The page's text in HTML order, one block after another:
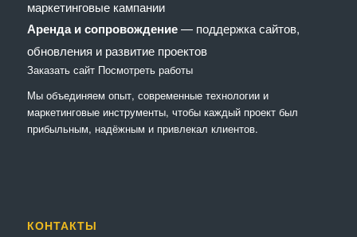
маркетинговые кампании
Аренда и сопровождение— поддержка сайтов,
обновления и развитие проектов
Заказать сайт Посмотреть работы
Мы объединяем опыт, современные технологии и
маркетинговые инструменты, чтобы каждый проект был
прибыльным, надёжным и привлекал клиентов.
КОНТАКТЫ